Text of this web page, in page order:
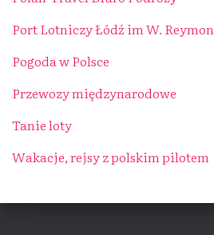
Port Lotniczy Łódź im W.
Pogoda w Polsce
Przewozy międzynarodowe
Tanie loty
Wakacje, rejsy z polskim pilotem